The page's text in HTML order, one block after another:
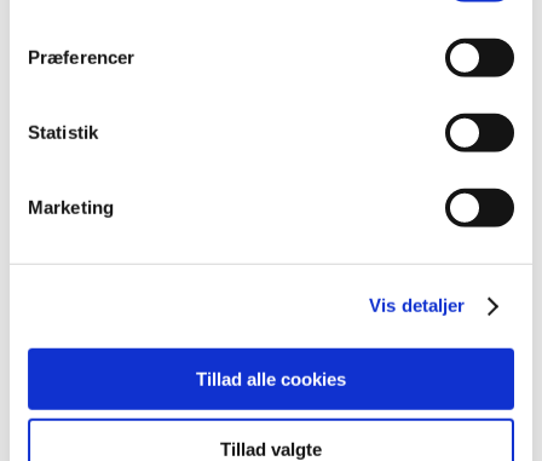
Præferencer
Statistik
Marketing
Vis detaljer
Tillad alle cookies
Tillad valgte
november (19)
september (16)
juni (15)
februar (14)
2016 (167)